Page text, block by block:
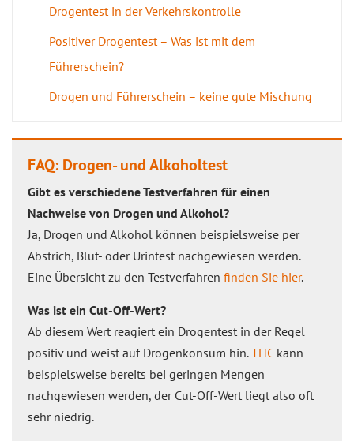
Drogentest in der Verkehrskontrolle
Positiver Drogentest – Was ist mit dem
Führerschein?
Drogen und Führerschein – keine gute Mischung
FAQ: Drogen- und Alkoholtest
Gibt es verschiedene Testverfahren für einen
Nachweise von Drogen und Alkohol?
Ja, Drogen und Alkohol können beispielsweise per
Abstrich, Blut- oder Urintest nachgewiesen werden.
Eine Übersicht zu den Testverfahren finden Sie hier.
Was ist ein Cut-Off-Wert?
Ab diesem Wert reagiert ein Drogentest in der Regel
positiv und weist auf Drogenkonsum hin.THCkann
beispielsweise bereits bei geringen Mengen
nachgewiesen werden, der Cut-Off-Wert liegt also oft
sehr niedrig.